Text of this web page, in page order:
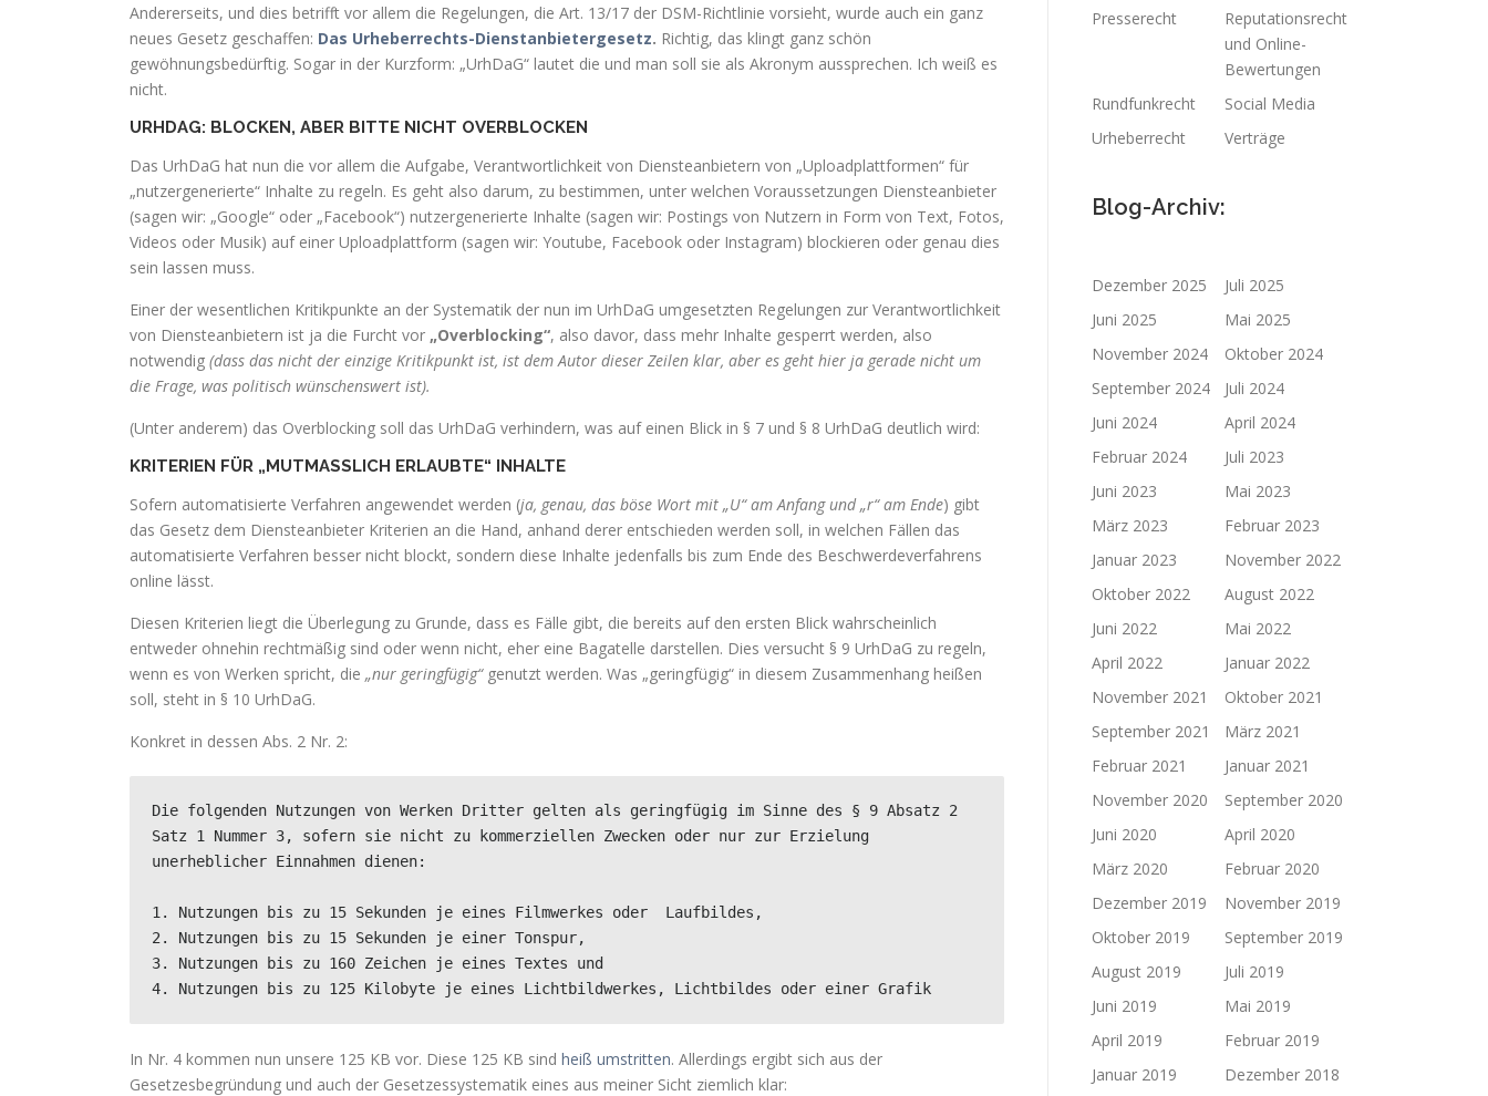
Andererseits, und dies betrifft vor allem die Regelungen, die Art. 13/17 der DSM-Richtlinie vorsieht, wurde auch ein ganz
neues Gesetz geschaffen: Das Urheberrechts-Dienstanbietergesetz. Richtig, das klingt ganz schön
gewöhnungsbedürftig. Sogar in der Kurzform: „UrhDaG“ lautet die und man soll sie als Akronym aussprechen. Ich weiß es
nicht.
URHDAG: BLOCKEN, ABER BITTE NICHT OVERBLOCKEN
Das UrhDaG hat nun die vor allem die Aufgabe, Verantwortlichkeit von Diensteanbietern von „Uploadplattformen“ für
„nutzergenerierte“ Inhalte zu regeln. Es geht also darum, zu bestimmen, unter welchen Voraussetzungen Diensteanbieter
(sagen wir: „Google“ oder „Facebook“) nutzergenerierte Inhalte (sagen wir: Postings von Nutzern in Form von Text, Fotos,
Videos oder Musik) auf einer Uploadplattform (sagen wir: Youtube, Facebook oder Instagram) blockieren oder genau dies
sein lassen muss.
Einer der wesentlichen Kritikpunkte an der Systematik der nun im UrhDaG umgesetzten Regelungen zur Verantwortlichkeit
von Diensteanbietern ist ja die Furcht vor „Overblocking“, also davor, dass mehr Inhalte gesperrt werden, also
notwendig (dass das nicht der einzige Kritikpunkt ist, ist dem Autor dieser Zeilen klar, aber es geht hier ja gerade nicht um
die Frage, was politisch wünschenswert ist).
(Unter anderem) das Overblocking soll das UrhDaG verhindern, was auf einen Blick in § 7 und § 8 UrhDaG deutlich wird:
KRITERIEN FÜR „MUTMASSLICH ERLAUBTE“ INHALTE
Sofern automatisierte Verfahren angewendet werden (ja, genau, das böse Wort mit „U“ am Anfang und „r“ am Ende) gibt
das Gesetz dem Diensteanbieter Kriterien an die Hand, anhand derer entschieden werden soll, in welchen Fällen das
automatisierte Verfahren besser nicht blockt, sondern diese Inhalte jedenfalls bis zum Ende des Beschwerdeverfahrens
online lässt.
Diesen Kriterien liegt die Überlegung zu Grunde, dass es Fälle gibt, die bereits auf den ersten Blick wahrscheinlich
entweder ohnehin rechtmäßig sind oder wenn nicht, eher eine Bagatelle darstellen. Dies versucht § 9 UrhDaG zu regeln,
wenn es von Werken spricht, die „nur geringfügig“ genutzt werden. Was „geringfügig“ in diesem Zusammenhang heißen
soll, steht in § 10 UrhDaG.
Konkret in dessen Abs. 2 Nr. 2:
Die folgenden Nutzungen von Werken Dritter gelten als geringfügig im Sinne des § 9 Absatz 2
Satz 1 Nummer 3, sofern sie nicht zu kommerziellen Zwecken oder nur zur Erzielung
unerheblicher Einnahmen dienen:
1. Nutzungen bis zu 15 Sekunden je eines Filmwerkes oder  Laufbildes,
2. Nutzungen bis zu 15 Sekunden je einer Tonspur,
3. Nutzungen bis zu 160 Zeichen je eines Textes und
4. Nutzungen bis zu 125 Kilobyte je eines Lichtbildwerkes, Lichtbildes oder einer Grafik
In Nr. 4 kommen nun unsere 125 KB vor. Diese 125 KB sind heiß umstritten. Allerdings ergibt sich aus der
Gesetzesbegründung und auch der Gesetzessystematik eines aus meiner Sicht ziemlich klar:
Presserecht
Reputationsrecht
und Online-
Bewertungen
Rundfunkrecht
Social Media
Urheberrecht
Verträge
Blog-Archiv:
Dezember 2025
Juli 2025
Juni 2025
Mai 2025
November 2024
Oktober 2024
September 2024
Juli 2024
Juni 2024
April 2024
Februar 2024
Juli 2023
Juni 2023
Mai 2023
März 2023
Februar 2023
Januar 2023
November 2022
Oktober 2022
August 2022
Juni 2022
Mai 2022
April 2022
Januar 2022
November 2021
Oktober 2021
September 2021
März 2021
Februar 2021
Januar 2021
November 2020
September 2020
Juni 2020
April 2020
März 2020
Februar 2020
Dezember 2019
November 2019
Oktober 2019
September 2019
August 2019
Juli 2019
Juni 2019
Mai 2019
April 2019
Februar 2019
Januar 2019
Dezember 2018